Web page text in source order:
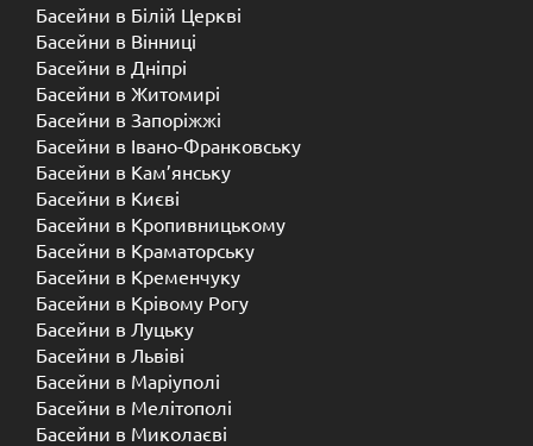
Басейни в Білій Церкві
Басейни в Вінниці
Басейни в Дніпрі
Басейни в Житомирі
Басейни в Запоріжжі
Басейни в Івано-Франковську
Басейни в Кам’янську
Басейни в Києві
Басейни в Кропивницькому
Басейни в Краматорську
Басейни в Кременчуку
Басейни в Крівому Рогу
Басейни в Луцьку
Басейни в Львіві
Басейни в Маріуполі
Басейни в Мелітополі
Басейни в Миколаєві